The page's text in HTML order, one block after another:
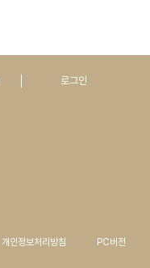
로그인
개인정보처리방침 PC버전